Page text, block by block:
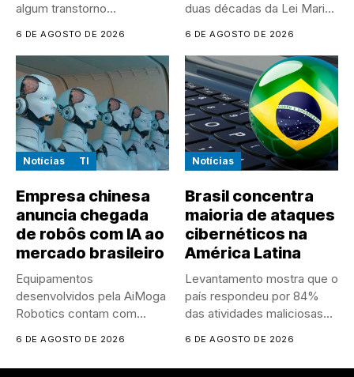
algum transtorno
6 DE AGOSTO DE 2026
duas décadas da Lei Maria
6 DE AGOSTO DE 2026
Notícias TI
Empresa chinesa
anuncia chegada
de robôs com IA ao
mercado brasileiro
Equipamentos
desenvolvidos pela AiMoga
Robotics contam com
6 DE AGOSTO DE 2026
Notícias
Brasil concentra
maioria de ataques
cibernéticos na
América Latina
Levantamento mostra que o
país respondeu por 84%
das atividades maliciosas
6 DE AGOSTO DE 2026